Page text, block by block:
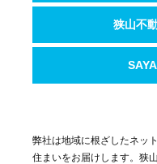
狭山不
弊社は地域に根ざしたネッ
住まいをお届けします。狭